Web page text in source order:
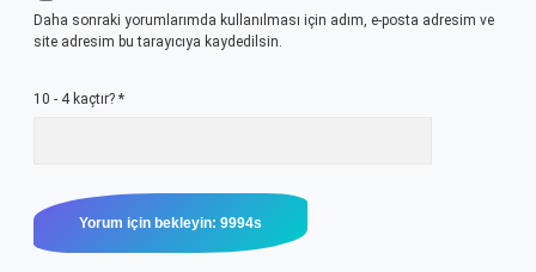
Daha sonraki yorumlarımda kullanılması için adım, e-posta adresim ve
site adresim bu tarayıcıya kaydedilsin.
10 - 4 kaçtır? *